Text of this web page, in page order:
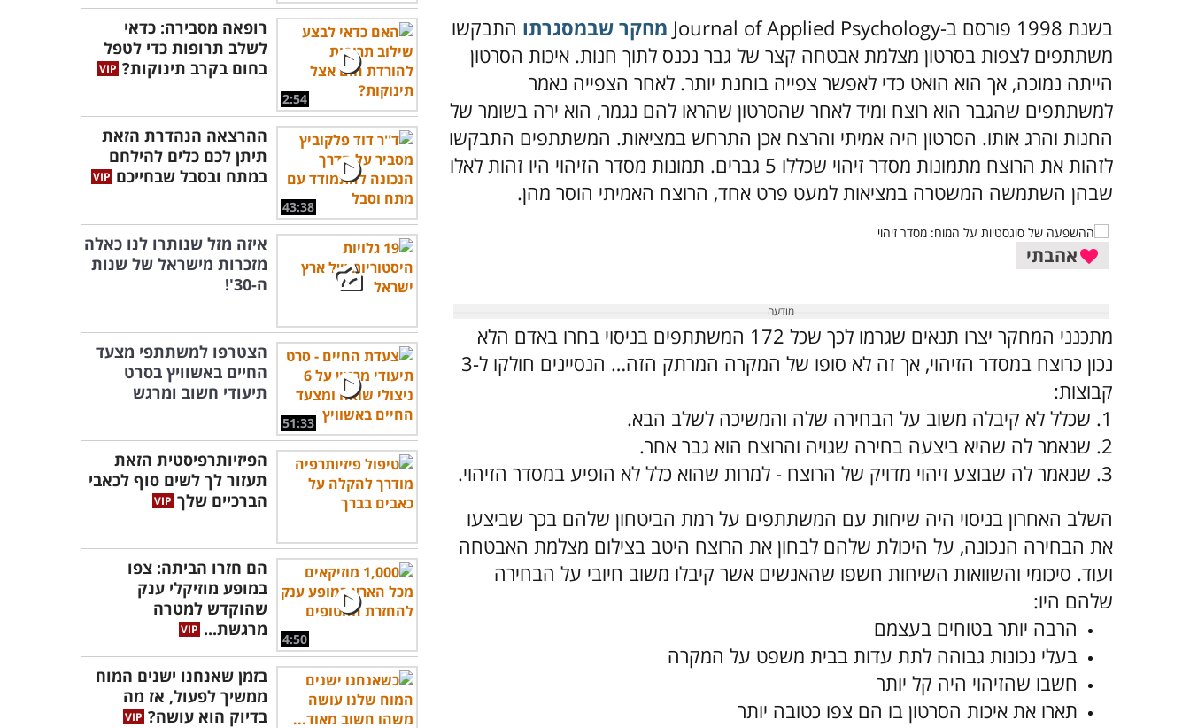
בשנת 1998 פורסם ב-Journal of Applied Psychology
מחקר שבמסגרתו התבקשו
משתתפים לצפות בסרטון מצלמת אבטחה קצר של גבר נכנס לתוך חנות. איכות הסרטון
הייתה נמוכה, אך הוא הואט כדי לאפשר צפייה בוחנת יותר. לאחר הצפייה נאמר
למשתתפים שהגבר הוא רוצח ומיד לאחר שהסרטון שהראו להם נגמר, הוא ירה בשומר של
החנות והרג אותו. הסרטון היה אמיתי והרצח אכן התרחש במציאות. המשתתפים התבקשו
לזהות את הרוצח מתמונות מסדר זיהוי שכללו 5 גברים. תמונות מסדר הזיהוי היו זהות לאלו
שבהן השתמשה המשטרה במציאות למעט פרט אחד, הרוצח האמיתי הוסר מהן.
אהבתי
מתכנני המחקר יצרו תנאים שגרמו לכך שכל 172 המשתתפים בניסוי בחרו באדם הלא
נכון כרוצח במסדר הזיהוי, אך זה לא סופו של המקרה המרתק הזה… הנסיינים חולקו ל-3
קבוצות:
1. שכלל לא קיבלה משוב על הבחירה שלה והמשיכה לשלב הבא.
2. שנאמר לה שהיא ביצעה בחירה שגויה והרוצח הוא גבר אחר.
3. שנאמר לה שבוצע זיהוי מדויק של הרוצח - למרות שהוא כלל לא הופיע במסדר הזיהוי.
השלב האחרון בניסוי היה שיחות עם המשתתפים על רמת הביטחון שלהם בכך שביצעו
את הבחירה הנכונה, על היכולת שלהם לבחון את הרוצח היטב בצילום מצלמת האבטחה
ועוד. סיכומי והשוואות השיחות חשפו שהאנשים אשר קיבלו משוב חיובי על הבחירה
שלהם היו:
הרבה יותר בטוחים בעצמם
בעלי נכונות גבוהה לתת עדות בבית משפט על המקרה
חשבו שהזיהוי היה קל יותר
תארו את איכות הסרטון בו הם צפו כטובה יותר
2:54
רופאה מסבירה: כדאי
לשלב תרופות כדי לטפל
בחום בקרב תינוקות?
43:38
ההרצאה הנהדרת הזאת
תיתן לכם כלים להילחם
במתח ובסבל שבחייכם
איזה מזל שנותרו לנו כאלה
מזכרות מישראל של שנות
ה-30'!
51:33
הצטרפו למשתתפי מצעד
החיים באשוויץ בסרט
תיעודי חשוב ומרגש
הפיזיותרפיסטית הזאת
תעזור לך לשים סוף לכאבי
הברכיים שלך
4:50
הם חזרו הביתה: צפו
במופע מוזיקלי ענק
שהוקדש למטרה
מרגשת...
בזמן שאנחנו ישנים המוח
ממשיך לפעול, אז מה
בדיוק הוא עושה?